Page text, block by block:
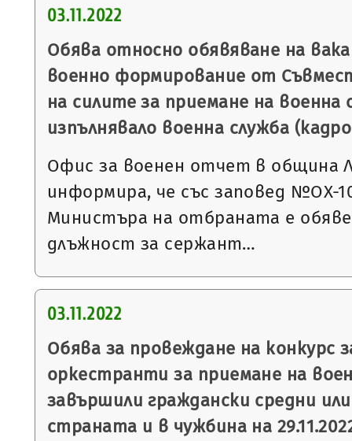
03.11.2022
Обява относно обявяване на
военно формирование от
на силите за приемане на военна
изпълнявало военна служба
Офис за военен отчет в община
информира, че със заповед №ОХ-
Министъра на отбраната е
длъжност за сержант…
03.11.2022
Обява за провеждане на конкурс
оркестранти за приемане на
завършили граждански средни
страната и в чужбина на 29.11.2022